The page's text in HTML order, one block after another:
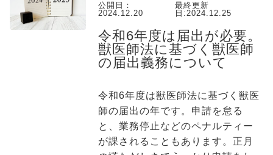
公開日：
2024.12.20
最終更新
日:2024.12.25
令和6年度は届出が必要。
獣医師法に基づく獣医師
の届出義務について
令和6年度は獣医師法に基づく獣医
師の届出の年です。申請を怠る
と、業務停止などのペナルティー
が課されることもあります。正月